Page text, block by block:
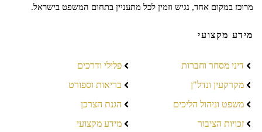
מרוכז במקום אחד, נגיש וזמין לכל מתעניין בתחום המשפט בישראל.
מידע מקצועי
דיני מסחר וחברות
מקרקעין ונדל"ן
משפט וניהול הליכים
זכויות הציבור
פלילי ודרכים
בריאות וספורט
הגנת הצרכן
מידע מקצועי